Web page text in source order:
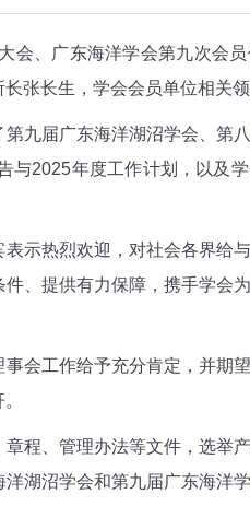
会、广东海洋学会第九次会
张长生，学会会员单位相关
九届广东海洋湖沼学会、第
与2025年度工作计划，以及
示热烈欢迎，对社会各界给
、提供有力保障，携手学会
会工作给予充分肯定，并期
程、管理办法等文件，选举
湖沼学会和第九届广东海洋